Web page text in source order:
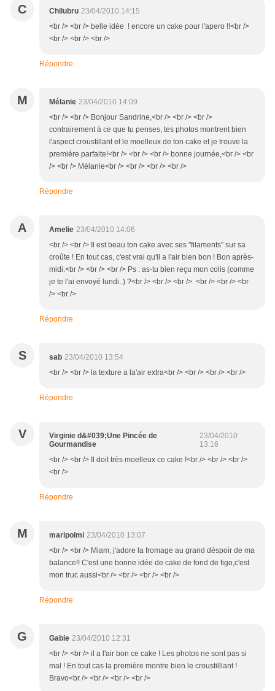
C Chilubru 23/04/2010 14:15
<br /> <br /> belle idée ! encore un cake pour l'apero !!<br />
<br /> <br /> <br />
Répondre
M Mélanie 23/04/2010 14:09
<br /> <br /> Bonjour Sandrine,<br /> <br /> <br />
contrairement à ce que tu penses, tes photos montrent bien
l'aspect croustillant et le moelleux de ton cake et je trouve la
premiére parfaite!<br /> <br /> <br /> bonne journée,<br /> <br
/> <br /> Mélanie<br /> <br /> <br /> <br />
Répondre
A Amelie 23/04/2010 14:06
<br /> <br /> Il est beau ton cake avec ses "filaments" sur sa
croûte ! En tout cas, c'est vrai qu'il a l'air bien bon ! Bon après-
midi.<br /> <br /> <br /> Ps : as-tu bien reçu mon colis (comme
je te l'ai envoyé lundi..) ?<br /> <br /> <br /> <br /> <br /> <br
/> <br />
Répondre
S sab 23/04/2010 13:54
<br /> <br /> la texture a la'air extra<br /> <br /> <br /> <br />
Répondre
V
Virginie d&#039;Une Pincée de
Gourmandise
23/04/2010
13:16
<br /> <br /> Il doit très moelleux ce cake !<br /> <br /> <br />
<br />
Répondre
M maripolmi 23/04/2010 13:07
<br /> <br /> Miam, j'adore la fromage au grand déspoir de ma
balance!! C'est une bonne idée de cake de fond de figo,c'est
mon truc aussi<br /> <br /> <br /> <br />
Répondre
G Gabie 23/04/2010 12:31
<br /> <br /> il a l'air bon ce cake ! Les photos ne sont pas si
mal ! En tout cas la première montre bien le croustilllant !
Bravo<br /> <br /> <br /> <br />